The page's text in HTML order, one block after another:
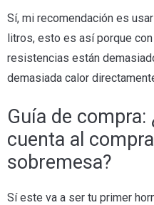
Sí, mi recomendación es
litros, esto es así porque
resistencias están
demasiada calor
Guía de compra:
cuenta al
sobremesa?
Sí este va a ser tu primer